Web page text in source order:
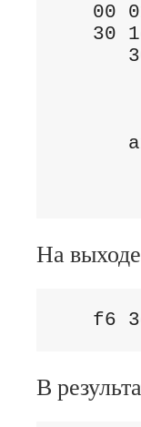
00
30
На
f6
В